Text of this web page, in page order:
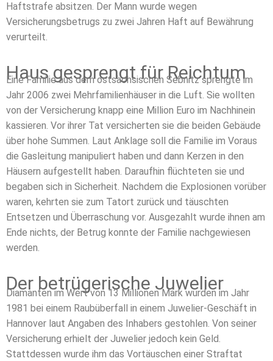
Haftstrafe absitzen. Der Mann wurde wegen
Versicherungsbetrugs zu zwei Jahren Haft auf Bewährung
verurteilt.
Haus gesprengt für Reichtum
Eine Familie aus dem ostsächsischen Sebnitz sprengte im
Jahr 2006 zwei Mehrfamilienhäuser in die Luft. Sie wollten
von der Versicherung knapp eine Million Euro im Nachhinein
kassieren. Vor ihrer Tat versicherten sie die beiden Gebäude
über hohe Summen. Laut Anklage soll die Familie im Voraus
die Gasleitung manipuliert haben und dann Kerzen in den
Häusern aufgestellt haben. Daraufhin flüchteten sie und
begaben sich in Sicherheit. Nachdem die Explosionen vorüber
waren, kehrten sie zum Tatort zurück und täuschten
Entsetzen und Überraschung vor. Ausgezahlt wurde ihnen am
Ende nichts, der Betrug konnte der Familie nachgewiesen
werden.
Der betrügerische Juwelier
Diamanten im Wert von 13 Millionen Mark wurden im Jahr
1981 bei einem Raubüberfall in einem Juwelier-Geschäft in
Hannover laut Angaben des Inhabers gestohlen. Von seiner
Versicherung erhielt der Juwelier jedoch kein Geld.
Stattdessen wurde ihm das Vortäuschen einer Straftat